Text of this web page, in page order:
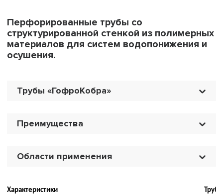
Перфорированные трубы со
структурированной стенкой из полимерных
материалов для систем водопонижения и
осушения.
Трубы «ГофроКобра»
Преимущества
Области применения
Характеристики